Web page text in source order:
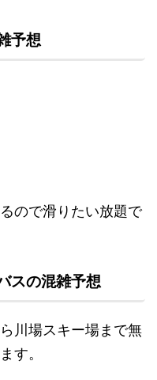
予想
ので滑りたい放題で
スの混雑予想
川場スキー場まで無
す。